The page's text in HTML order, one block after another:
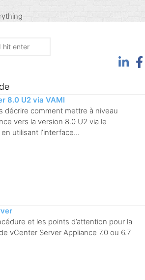
8.0 U2 via VAMI
décrire comment mettre à niveau
vers la version 8.0 U2 via le
utilisant l’interface...
et les points d’attention pour la
vCenter Server Appliance 7.0 ou 6.7